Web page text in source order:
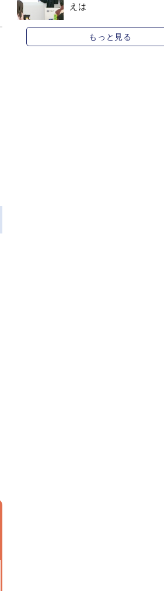
えは
もっと見る